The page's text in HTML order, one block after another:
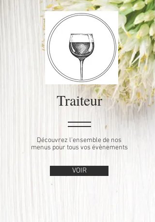
Traiteur
Découvrez l'ensemble de nos
menus pour tous vos évènements
VOIR